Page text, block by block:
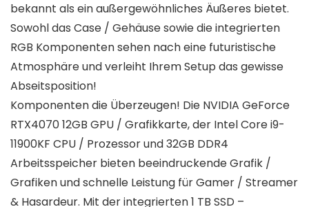
bekannt als ein außergewöhnliches Äußeres bietet.
Sowohl das Case / Gehäuse sowie die integrierten
RGB Komponenten sehen nach eine futuristische
Atmosphäre und verleiht Ihrem Setup das gewisse
Abseitsposition!
Komponenten die Überzeugen! Die NVIDIA GeForce
RTX4070 12GB GPU / Grafikkarte, der Intel Core i9-
11900KF CPU / Prozessor und 32GB DDR4
Arbeitsspeicher bieten beeindruckende Grafik /
Grafiken und schnelle Leistung für Gamer / Streamer
& Hasardeur. Mit der integrierten 1 TB SSD –